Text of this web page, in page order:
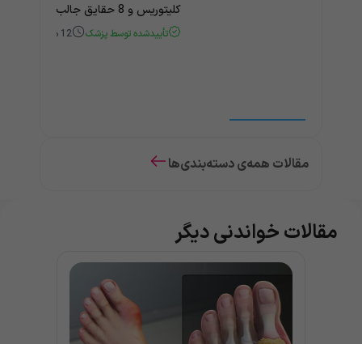
کلیتوریس و 8 حقایق جالب و باورنکردنی درباره آن
تأییدشده توسط پزشک 12 دقیقه
مقالات همه‌ی دسته‌بندی‌ها
مقالات خواندنی دیگر